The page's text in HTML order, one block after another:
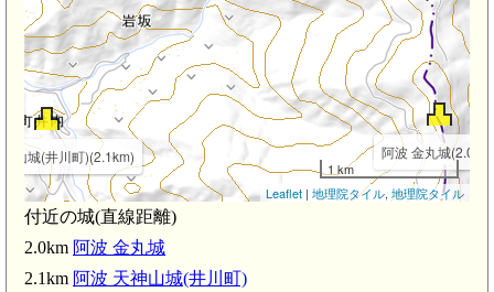
阿波 金丸城
山城(井川町)(2.1km)
1 km
Leaflet | 地理院タイル, 地理院タイル
付近の城(直線距離)
2.0km 阿波 金丸城
2.1km 阿波 天神山城(井川町)